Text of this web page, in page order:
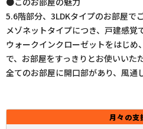
5.6階部分、3LDKタイプのお部屋で
メゾネットタイプにつき、戸建感覚
ウォークインクローゼットをはじめ
で、お部屋をすっきりとお使いいた
全てのお部屋に開口部があり、風通
月々の支